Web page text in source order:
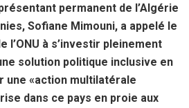
permanent de l’Algérie
Sofiane Mimouni, a appelé le
l’ONU à s’investir pleinement
solution politique inclusive en
une «action multilatérale
dans ce pays en proie aux